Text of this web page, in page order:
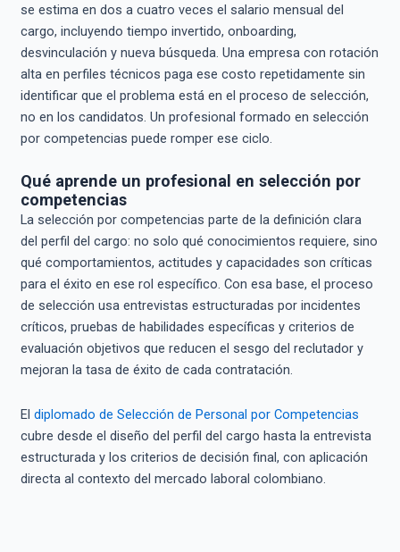
se estima en dos a cuatro veces el salario mensual del
cargo, incluyendo tiempo invertido, onboarding,
desvinculación y nueva búsqueda. Una empresa con rotación
alta en perfiles técnicos paga ese costo repetidamente sin
identificar que el problema está en el proceso de selección,
no en los candidatos. Un profesional formado en selección
por competencias puede romper ese ciclo.
Qué aprende un profesional en selección por
competencias
La selección por competencias parte de la definición clara
del perfil del cargo: no solo qué conocimientos requiere, sino
qué comportamientos, actitudes y capacidades son críticas
para el éxito en ese rol específico. Con esa base, el proceso
de selección usa entrevistas estructuradas por incidentes
críticos, pruebas de habilidades específicas y criterios de
evaluación objetivos que reducen el sesgo del reclutador y
mejoran la tasa de éxito de cada contratación.
El diplomado de Selección de Personal por Competencias
cubre desde el diseño del perfil del cargo hasta la entrevista
estructurada y los criterios de decisión final, con aplicación
directa al contexto del mercado laboral colombiano.